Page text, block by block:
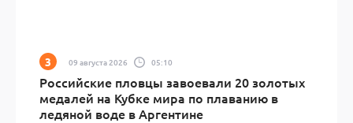
09 августа 2026 05:10
Российские пловцы завоевали 20 золотых
медалей на Кубке мира по плаванию в
ледяной воде в Аргентине